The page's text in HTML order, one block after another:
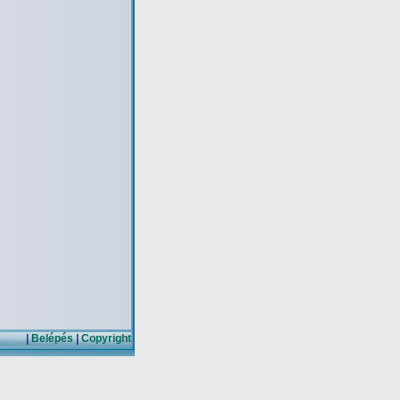
|Belépés|Copyright